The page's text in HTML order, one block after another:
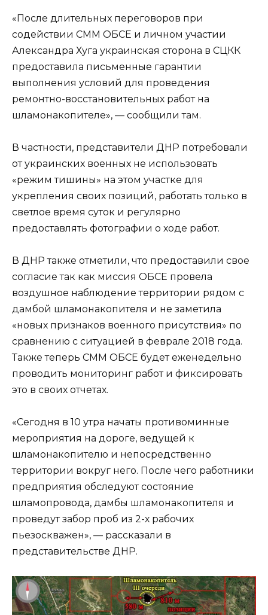
«После длительных переговоров при
содействии СММ ОБСЕ и личном участии
Александра Хуга украинская сторона в СЦКК
предоставила письменные гарантии
выполнения условий для проведения
ремонтно-восстановительных работ на
шламонакопителе», — сообщили там.
В частности, представители ДНР потребовали
от украинских военных не использовать
«режим тишины» на этом участке для
укрепления своих позиций, работать только в
светлое время суток и регулярно
предоставлять фотографии о ходе работ.
В ДНР также отметили, что предоставили свое
согласие так как миссия ОБСЕ провела
воздушное наблюдение территории рядом с
дамбой шламонакопителя и не заметила
«новых признаков военного присутствия» по
сравнению с ситуацией в феврале 2018 года.
Также теперь СММ ОБСЕ будет еженедельно
проводить мониторинг работ и фиксировать
это в своих отчетах.
«Сегодня в 10 утра начаты противоминные
мероприятия на дороге, ведущей к
шламонакопителю и непосредственно
территории вокруг него. После чего работники
предприятия обследуют состояние
шламопровода, дамбы шламонакопителя и
проведут забор проб из 2-х рабочих
пьезоскважен», — рассказали в
представительстве ДНР.